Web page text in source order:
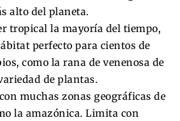
alto del planeta.
tropical la mayoría del tiempo,
perfecto para cientos de
como la rana de venenosa de
de plantas.
muchas zonas geográficas de
la amazónica. Limita con